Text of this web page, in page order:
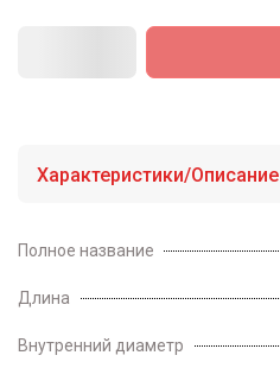
Характеристики/Описание
Полное название
Длина
Внутренний диаметр